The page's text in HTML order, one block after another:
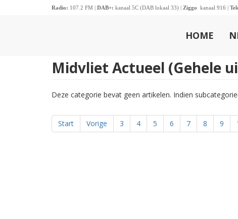
Radio: 107.2 FM | DAB+: kanaal 5C (DAB lokaal 33) | Ziggo kanaal 916 |
HOME
Midvliet Actueel (Gehele
Deze categorie bevat geen artikelen. Indien
Start Vorige 3 4 5 6 7 8 9